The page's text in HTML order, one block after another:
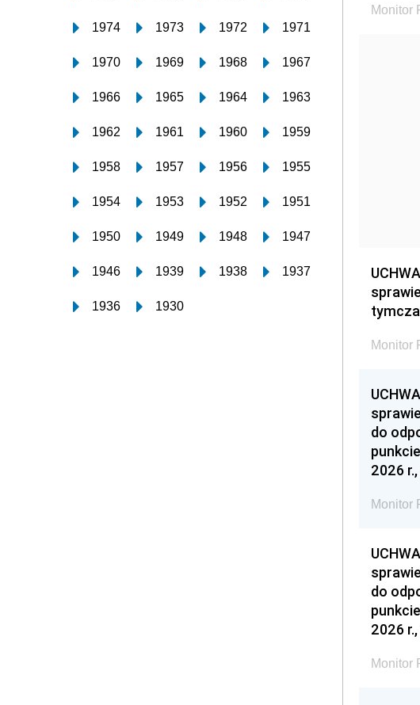
1974 1973 1972 1971
1970 1969 1968 1967
1966 1965 1964 1963
1962 1961 1960 1959
1958 1957 1956 1955
1954 1953 1952 1951
1950 1949 1948 1947
1946 1939 1938 1937
1936 1930
Monitor
Monitor
do
2026
Monitor
do
2026
Monitor